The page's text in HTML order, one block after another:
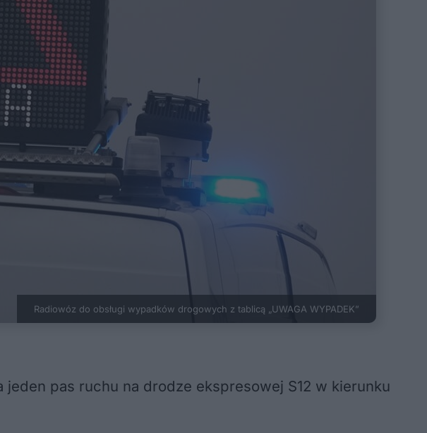
Radiowóz do obsługi wypadków drogowych z tablicą „UWAGA WYPADEK”
pas ruchu na drodze ekspresowej S12 w kierunku